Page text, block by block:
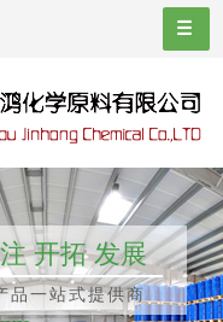
开拓 发展
品一站式提供商